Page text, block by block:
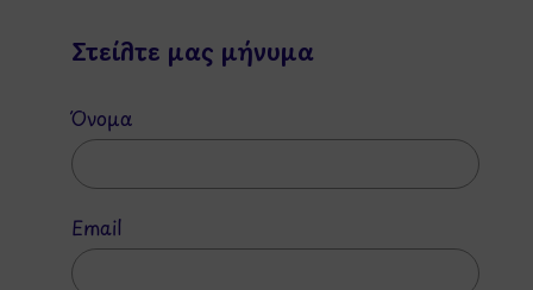
Στείλτε μας μήνυμα
Όνομα
Email